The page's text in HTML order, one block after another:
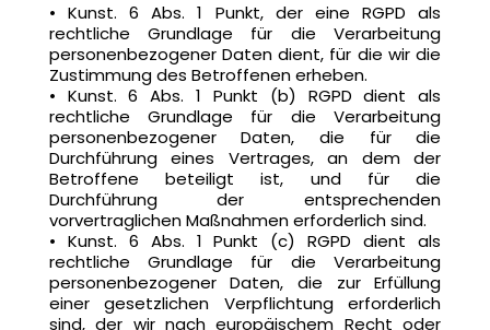
• Kunst. 6 Abs. 1 Punkt, der eine RGPD als
rechtliche Grundlage für die Verarbeitung
personenbezogener Daten dient, für die wir die
Zustimmung des Betroffenen erheben.
• Kunst. 6 Abs. 1 Punkt (b) RGPD dient als
rechtliche Grundlage für die Verarbeitung
personenbezogener Daten, die für die
Durchführung eines Vertrages, an dem der
Betroffene beteiligt ist, und für die
Durchführung der entsprechenden
vorvertraglichen Maßnahmen erforderlich sind.
• Kunst. 6 Abs. 1 Punkt (c) RGPD dient als
rechtliche Grundlage für die Verarbeitung
personenbezogener Daten, die zur Erfüllung
einer gesetzlichen Verpflichtung erforderlich
sind, der wir nach europäischem Recht oder